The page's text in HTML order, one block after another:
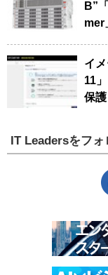
B”
mer
イ
11
保護
IT Leadersをフォ